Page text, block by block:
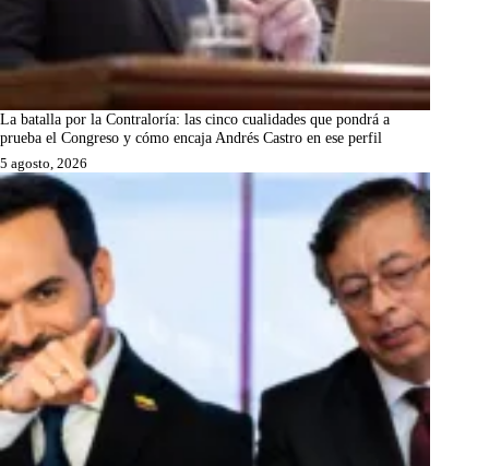
La batalla por la Contraloría: las cinco cualidades que pondrá a
prueba el Congreso y cómo encaja Andrés Castro en ese perfil
5 agosto, 2026